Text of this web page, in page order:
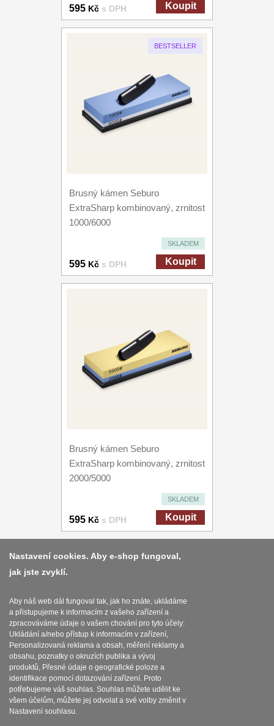
595 Kč s DPH Koupit
BESTSELLER
Brusný kámen Seburo
ExtraSharp kombinovaný, zrnitost
1000/6000
SKLADEM
595 Kč s DPH Koupit
Brusný kámen Seburo
ExtraSharp kombinovaný, zrnitost
2000/5000
SKLADEM
595 Kč s DPH Koupit
Platba a dodávka
Obchodní podmínky
Zasady zpracovani osobnich udaju
Reklamační řád
Nastavení cookies. Aby e-shop fungoval,
jak jste zvyklí.
Aby náš web dál fungoval tak, jak ho znáte, ukládáme
a přistupujeme k informacím z vašeho zařízení a
zpracováváme údaje o vašem chování pro tyto účely:
Ukládání a/nebo přístup k informacím v zařízení,
Personalizovaná reklama a obsah, měření reklamy a
obsahu, poznatky o okruzích publika a vývoj
produktů, Přesné údaje o geografické poloze a
identifikace pomocí dotazování zařízení. Proto
potřebujeme váš souhlas. Souhlas můžete udělit ke
všem účelům, můžete jej odvolat a své volby změnit v
Nastavení souhlasu.